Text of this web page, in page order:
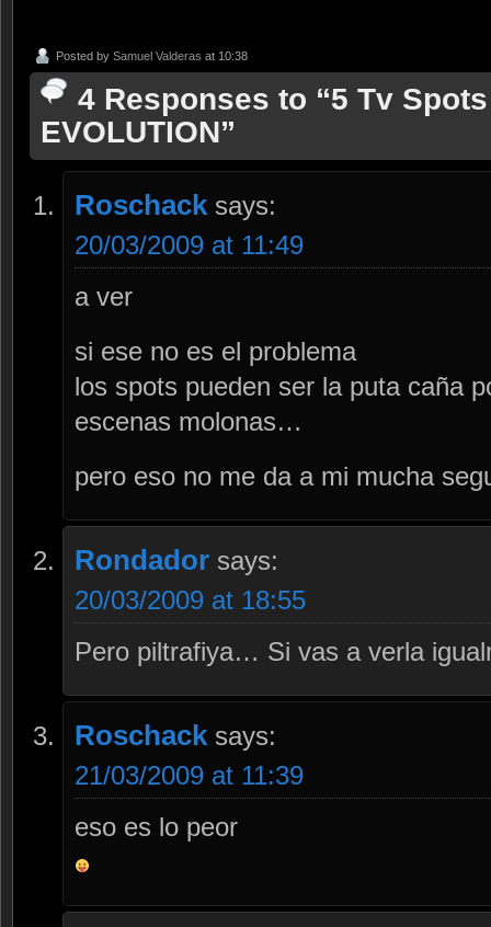
Posted by Samuel Valderas at 10:38
4 Responses to “5 Tv
EVOLUTION”
Roschack says:
20/03/2009 at 11:49
a ver
si ese no es el problema
los spots pueden ser la puta caña
escenas molonas…
pero eso no me da a mi mucha
Rondador says:
20/03/2009 at 18:55
Pero piltrafiya… Si vas a verla
Roschack says:
21/03/2009 at 11:39
eso es lo peor